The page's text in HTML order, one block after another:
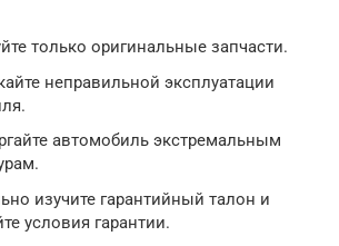
только оригинальные запчасти.
неправильной эксплуатации
автомобиль экстремальным
изучите гарантийный талон и
условия гарантии.